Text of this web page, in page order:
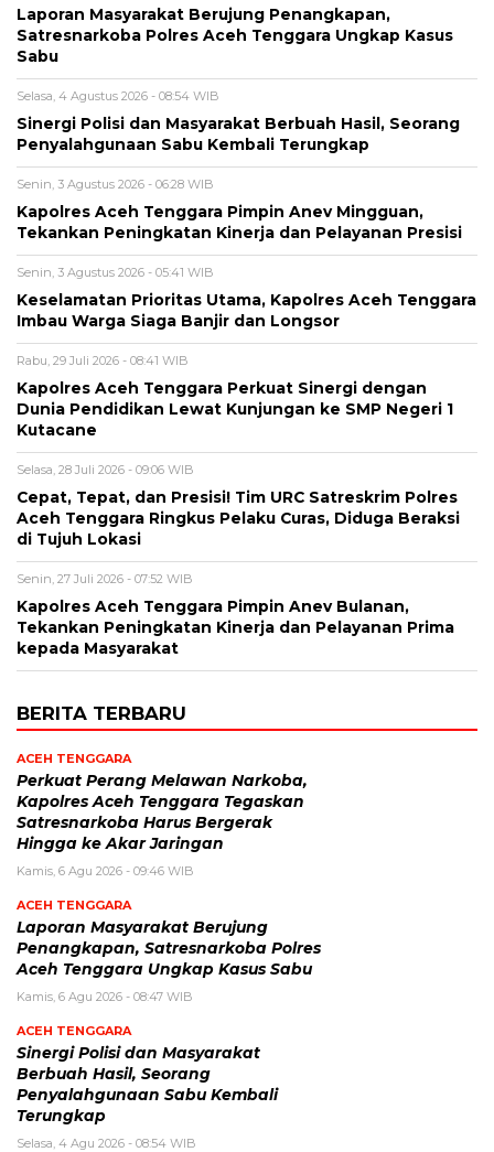
Laporan Masyarakat Berujung Penangkapan,
Satresnarkoba Polres Aceh Tenggara Ungkap Kasus
Sabu
Selasa, 4 Agustus 2026 - 08:54 WIB
Sinergi Polisi dan Masyarakat Berbuah Hasil, Seorang
Penyalahgunaan Sabu Kembali Terungkap
Senin, 3 Agustus 2026 - 06:28 WIB
Kapolres Aceh Tenggara Pimpin Anev Mingguan,
Tekankan Peningkatan Kinerja dan Pelayanan Presisi
Senin, 3 Agustus 2026 - 05:41 WIB
Keselamatan Prioritas Utama, Kapolres Aceh Tenggara
Imbau Warga Siaga Banjir dan Longsor
Rabu, 29 Juli 2026 - 08:41 WIB
Kapolres Aceh Tenggara Perkuat Sinergi dengan
Dunia Pendidikan Lewat Kunjungan ke SMP Negeri 1
Kutacane
Selasa, 28 Juli 2026 - 09:06 WIB
Cepat, Tepat, dan Presisi! Tim URC Satreskrim Polres
Aceh Tenggara Ringkus Pelaku Curas, Diduga Beraksi
di Tujuh Lokasi
Senin, 27 Juli 2026 - 07:52 WIB
Kapolres Aceh Tenggara Pimpin Anev Bulanan,
Tekankan Peningkatan Kinerja dan Pelayanan Prima
kepada Masyarakat
BERITA TERBARU
ACEH TENGGARA
Perkuat Perang Melawan Narkoba,
Kapolres Aceh Tenggara Tegaskan
Satresnarkoba Harus Bergerak
Hingga ke Akar Jaringan
Kamis, 6 Agu 2026 - 09:46 WIB
ACEH TENGGARA
Laporan Masyarakat Berujung
Penangkapan, Satresnarkoba Polres
Aceh Tenggara Ungkap Kasus Sabu
Kamis, 6 Agu 2026 - 08:47 WIB
ACEH TENGGARA
Sinergi Polisi dan Masyarakat
Berbuah Hasil, Seorang
Penyalahgunaan Sabu Kembali
Terungkap
Selasa, 4 Agu 2026 - 08:54 WIB